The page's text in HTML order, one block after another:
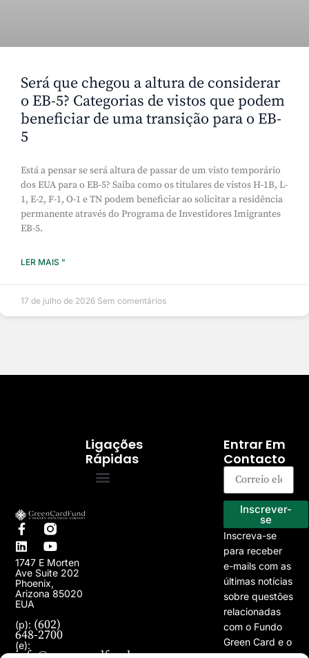
Será que chegou a altura de considerar
o EB-5? Categorias de vistos que podem
beneficiar de uma transição para o EB-
5
Está a pensar se será altura de passar de um visto temporário
dos EUA para o EB-5? Saiba como os titulares de vistos H-1B, L-
1, E-2, F-1, O-1 e TN podem beneficiar ao solicitar a residência
permanente através do Programa de Investidores Imigrantes
EB-5.
LER MAIS "
17 de julho de 2026 Sem comentários
1747 E Morten
Ave Suite 202
Phoenix,
Arizona 85020
EUA
(p): (602)
648-2700
(e):
Ligações
Rápidas
Entrar Em
Contacto
Inscrever-
se
Inscreva-se
para receber
e-mails com as
últimas notícias
sobre questões
relacionadas
com o Fundo
Green Card e o